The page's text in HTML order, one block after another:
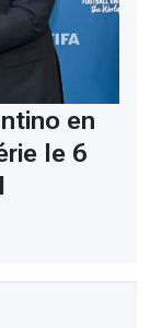
en
le 6